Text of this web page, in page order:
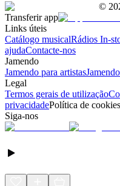
©
Transferir app
Links úteis
Catálogo musicalRádios In-
ajudaContacte-nos
Jamendo
Jamendo para artistas
Legal
Termos gerais de utilização
privacidadePolítica de cookies
Siga-nos